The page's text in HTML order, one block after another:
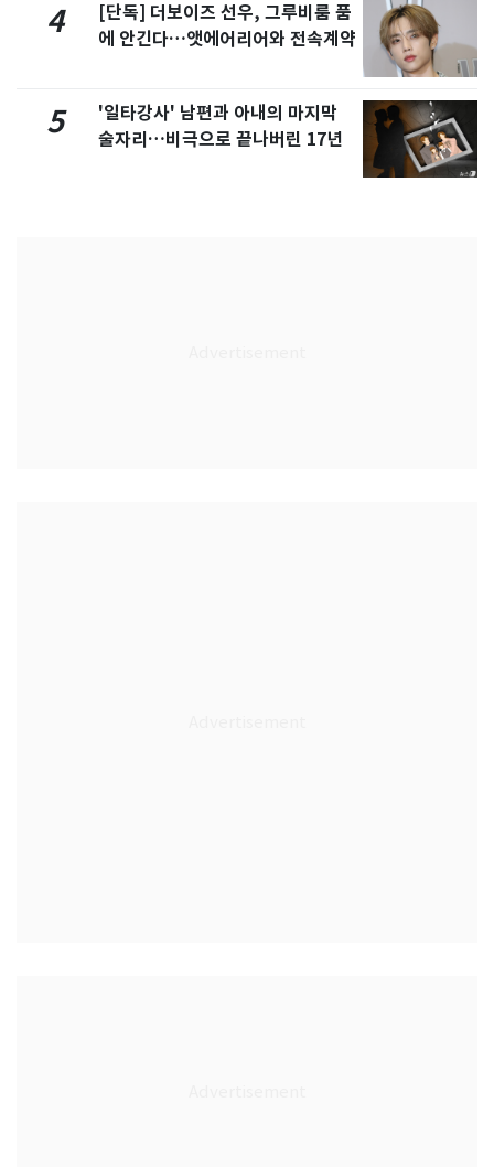
4
[단독] 더보이즈 선우, 그루비룸 품
에 안긴다…앳에어리어와 전속계약
5
'일타강사' 남편과 아내의 마지막
술자리…비극으로 끝나버린 17년